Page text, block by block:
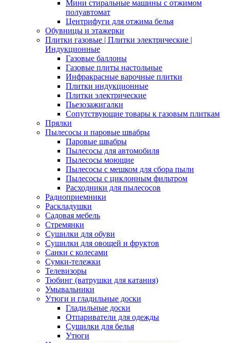
Мини стиральные машины с отжимом
полуавтомат
Центрифуги для отжима белья
Обувницы и этажерки
Плитки газовые | Плитки электрические |
Индукционные
Газовые баллоны
Газовые плиты настольные
Инфракрасные варочные плитки
Плитки индукционные
Плитки электрические
Пьезозажигалки
Сопутствующие товары к газовым плиткам
Прялки
Пылесосы и паровые швабры
Паровые швабры
Пылесосы для автомобиля
Пылесосы моющие
Пылесосы с мешком для сбора пыли
Пылесосы с циклонным фильтром
Расходники для пылесосов
Радиоприемники
Раскладушки
Садовая мебель
Стремянки
Сушилки для обуви
Сушилки для овощей и фруктов
Санки с колесами
Сумки-тележки
Телевизоры
Тюбинг (ватрушки для катания)
Умывальники
Утюги и гладильные доски
Гладильные доски
Отпариватели для одежды
Сушилки для белья
Утюги